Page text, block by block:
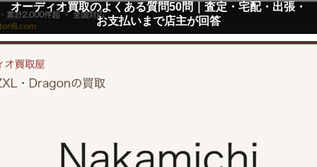
オーディオ買取のよくある質問50問｜査定・宅配・出張・
お支払いまで店主が回答